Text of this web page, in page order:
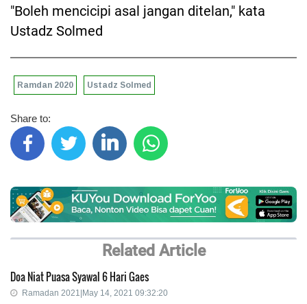
"Boleh mencicipi asal jangan ditelan," kata
Ustadz Solmed
Ramdan 2020 Ustadz Solmed
Share to:
Related Article
Doa Niat Puasa Syawal 6 Hari Gaes
Ramadan 2021|May 14, 2021 09:32:20